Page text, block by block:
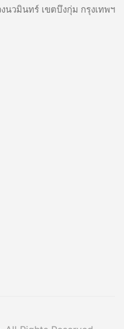
นวมินทร์ เขตบึงกุ่ม กรุงเทพฯ